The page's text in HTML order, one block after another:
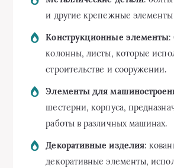
и другие крепежные
Конструкционные элементы:
колонны, листы, которые
строительстве и сооружении.
Элементы для
шестерни, корпуса,
работы в различных машинах.
Декоративные изделия:
декоративные элементы,